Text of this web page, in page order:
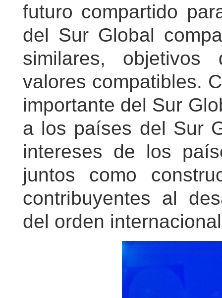
futuro compartido
del Sur Global
similares,
valores compatibles.
importante del Sur
a los países del Sur
intereses de los
juntos como
contribuyentes al
del orden